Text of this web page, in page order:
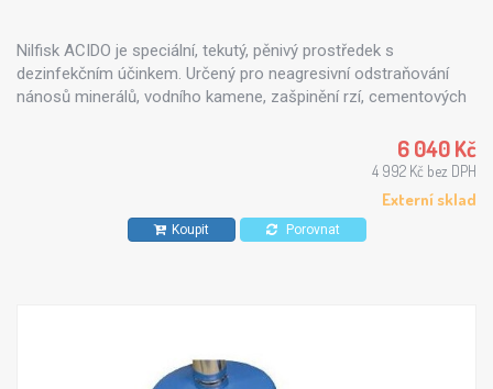
Nilfisk ACIDO je speciální, tekutý, pěnivý prostředek s
dezinfekčním účinkem. Určený pro neagresivní odstraňování
nánosů minerálů, vodního kamene, zašpinění rzí, cementových
6 040 Kč
4 992 Kč bez DPH
Externí sklad
Koupit Porovnat